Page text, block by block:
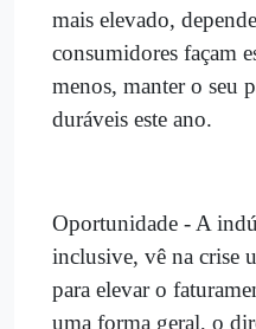
mais elevado,
consumidores façam
menos, manter o seu
duráveis este ano.
Oportunidade - A
inclusive, vê na crise
para elevar o
uma forma geral, o